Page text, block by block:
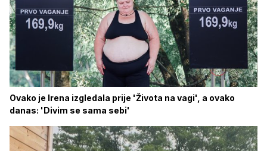
Ovako je Irena izgledala prije 'Života na vagi', a ovako
danas: 'Divim se sama sebi'